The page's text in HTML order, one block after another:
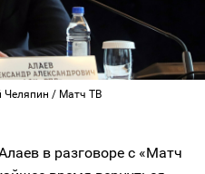
Челяпин / Матч ТВ
в разговоре с «Матч